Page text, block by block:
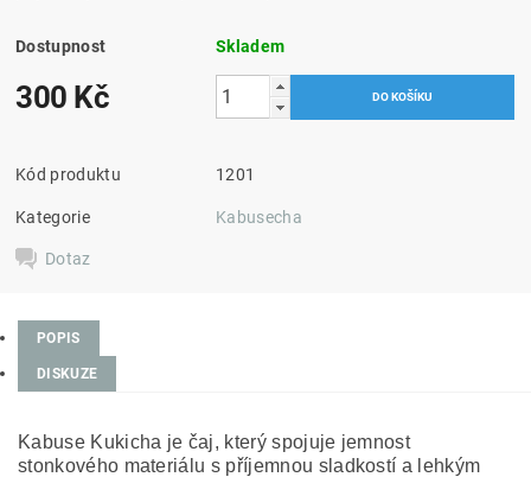
Dostupnost Skladem
300 Kč
Kód produktu 1201
Kategorie Kabusecha
Dotaz
POPIS
DISKUZE
Kabuse Kukicha je čaj, který spojuje jemnost
stonkového materiálu s příjemnou sladkostí a lehkým